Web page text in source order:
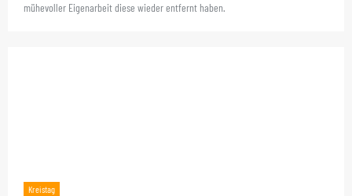
mühevoller Eigenarbeit diese wieder entfernt haben.
Kreistag